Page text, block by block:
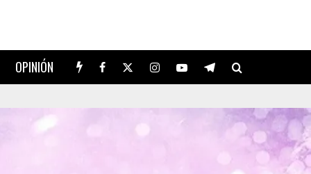
OPINIÓN